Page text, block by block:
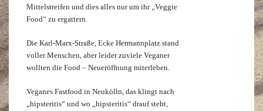
Mittelstreifen und dies alles nur um ihr „Veggie
Food“ zu ergattern.
Die Karl-Marx-Straße, Ecke Hermannplatz stand
voller Menschen, aber leider zuviele Veganer
wollten die Food – Neueröffnung miterleben.
Veganes Fastfood in Neukölln, das klingt nach
„hipsteritis“ und wo „hipsteritis“ drauf steht,